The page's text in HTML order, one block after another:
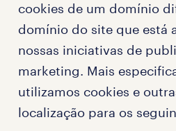
cookies de um domínio
domínio do site que está
nossas iniciativas de
marketing. Mais
utilizamos cookies e
localização para os